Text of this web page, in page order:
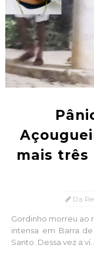
mais três
Da
Gordinho morreu ao
intensa em Barra
Santo. Dessa vez a ví...